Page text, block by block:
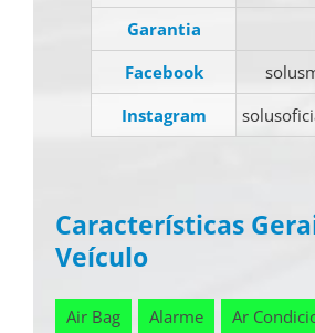
Garantia
Facebook
Instagram
Características
Veículo
Air Bag Alarme
Ar